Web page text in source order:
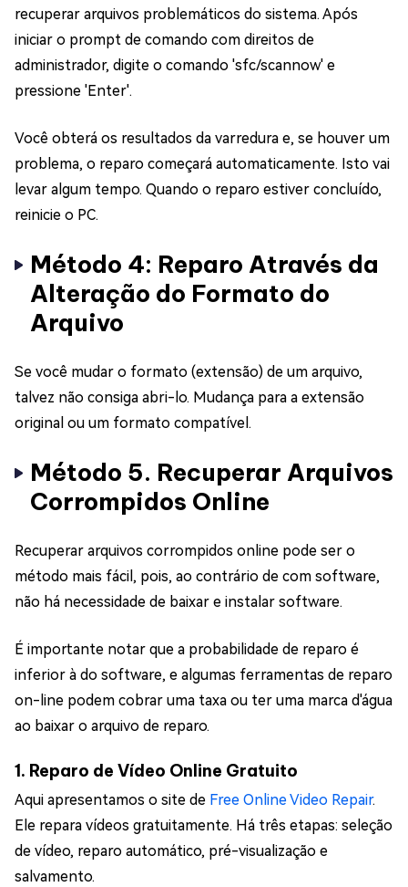
recuperar arquivos problemáticos do sistema. Após
iniciar o prompt de comando com direitos de
administrador, digite o comando 'sfc/scannow' e
pressione 'Enter'.
Você obterá os resultados da varredura e, se houver um
problema, o reparo começará automaticamente. Isto vai
levar algum tempo. Quando o reparo estiver concluído,
reinicie o PC.
Método 4: Reparo Através da
Alteração do Formato do
Arquivo
Se você mudar o formato (extensão) de um arquivo,
talvez não consiga abri-lo. Mudança para a extensão
original ou um formato compatível.
Método 5. Recuperar Arquivos
Corrompidos Online
Recuperar arquivos corrompidos online pode ser o
método mais fácil, pois, ao contrário de com software,
não há necessidade de baixar e instalar software.
É importante notar que a probabilidade de reparo é
inferior à do software, e algumas ferramentas de reparo
on-line podem cobrar uma taxa ou ter uma marca d'água
ao baixar o arquivo de reparo.
1. Reparo de Vídeo Online Gratuito
Aqui apresentamos o site de Free Online Video Repair.
Ele repara vídeos gratuitamente. Há três etapas: seleção
de vídeo, reparo automático, pré-visualização e
salvamento.